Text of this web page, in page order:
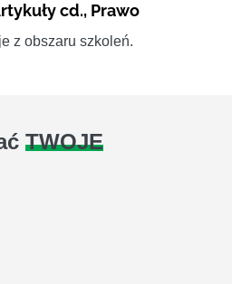
cd., Prawo
z obszaru szkoleń.
TWOJE